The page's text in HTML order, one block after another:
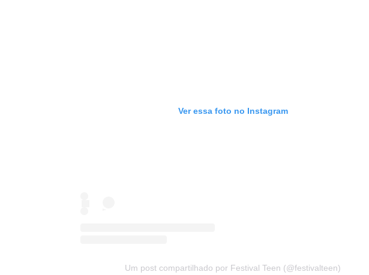
Ver essa foto no Instagram
Um post compartilhado por Festival Teen (@festivalteen)